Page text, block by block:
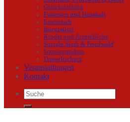
Gleichstellung
Finanzen und Haushalt
Innenstadt
Integration
Kinder und Jugendliche
Soziale Stadt & Friedwald
Strassenausbau
Umweltschutz
Veranstaltungen
Kontakt